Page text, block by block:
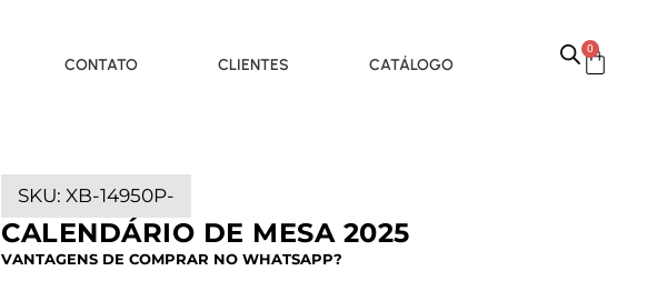
CONTATO CLIENTES CATÁLOGO
0
SKU: XB-14950P-
CALENDÁRIO DE MESA 2025
VANTAGENS DE COMPRAR NO WHATSAPP?